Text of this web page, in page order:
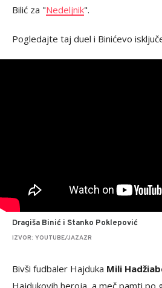
Bilić za "Nedeljnik".
Pogledajte taj duel i Binićevo
Dragiša Binić i Stanko Poklepović
IZVOR: YOUTUBE/JAZAZR
Bivši fudbaler Hajduka Mili